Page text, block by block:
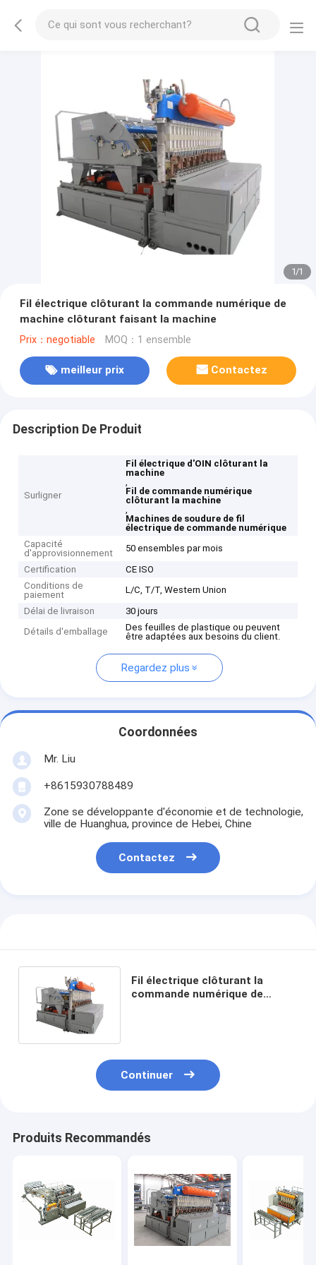
1/1
Fil électrique clôturant la commande numérique de
machine clôturant faisant la machine
Prix：negotiable MOQ：1 ensemble
meilleur prix Contactez
Description De Produit
Surligner
Fil électrique d'OIN clôturant la
machine
,
Fil de commande numérique
clôturant la machine
,
Machines de soudure de fil
électrique de commande numérique
Capacité
d'approvisionnement
50 ensembles par mois
Certification
CE ISO
Conditions de
paiement
L/C, T/T, Western Union
Délai de livraison
30 jours
Détails d'emballage
Des feuilles de plastique ou peuvent
être adaptées aux besoins du client.
Regardez plus
Coordonnées
Mr. Liu
+8615930788489
Zone se développante d'économie et de technologie,
ville de Huanghua, province de Hebei, Chine
Contactez
Fil électrique clôturant la
commande numérique de
Continuer
Produits Recommandés